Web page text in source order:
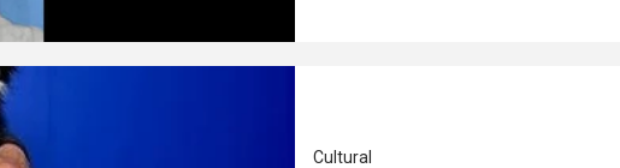
Cultural